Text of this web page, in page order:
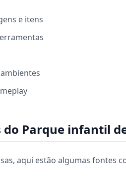
e itens
do Parque infantil
aqui estão algumas fontes